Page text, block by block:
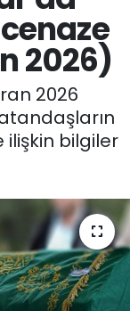
2026)
2026
bilgiler